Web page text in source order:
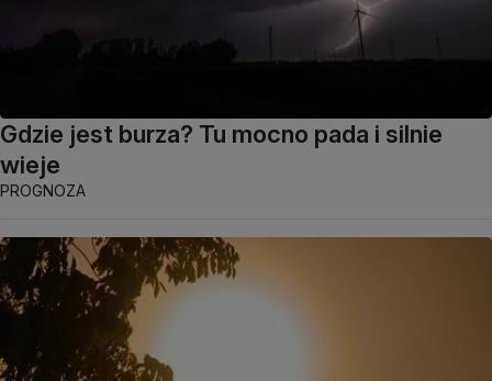
Gdzie jest burza? Tu mocno pada i silnie
wieje
PROGNOZA